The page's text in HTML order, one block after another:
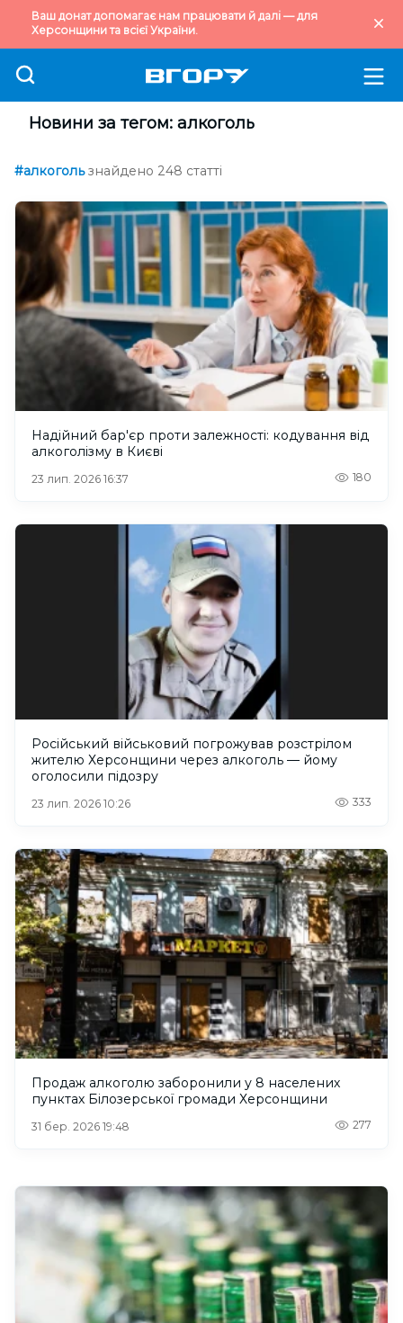
Ваш донат допомагає нам працювати й далі — для
Херсонщини та всієї України.
Новини за тегом: алкоголь
#алкоголь знайдено 248 статті
Надійний бар'єр проти залежності: кодування від
алкоголізму в Києві
23 лип. 2026 16:37 180
Російський військовий погрожував розстрілом
жителю Херсонщини через алкоголь — йому
оголосили підозру
23 лип. 2026 10:26 333
Продаж алкоголю заборонили у 8 населених
пунктах Білозерської громади Херсонщини
31 бер. 2026 19:48 277